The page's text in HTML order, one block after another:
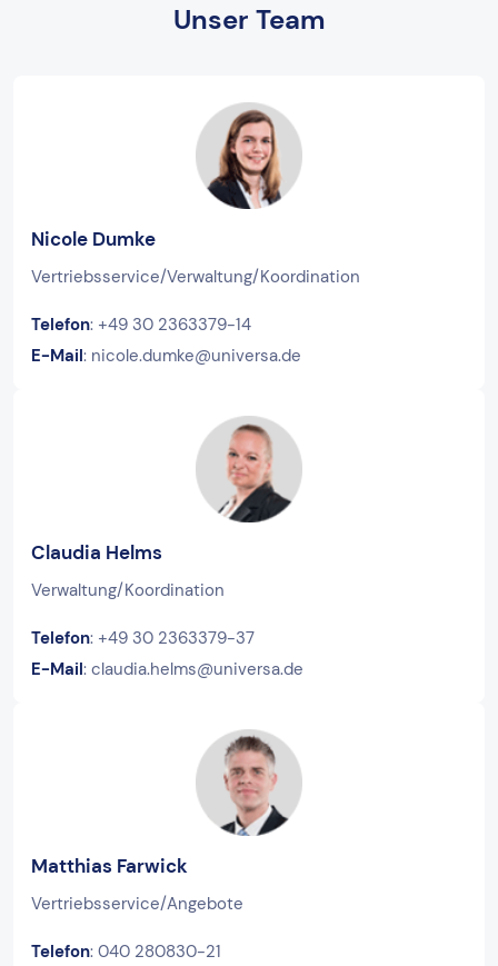
Unser Team
Nicole Dumke
Vertriebsservice/Verwaltung/Koordination
Telefon: +49 30 2363379-14
E-Mail: nicole.dumke@universa.de
Claudia Helms
Verwaltung/Koordination
Telefon: +49 30 2363379-37
E-Mail: claudia.helms@universa.de
Matthias Farwick
Vertriebsservice/Angebote
Telefon: 040 280830-21